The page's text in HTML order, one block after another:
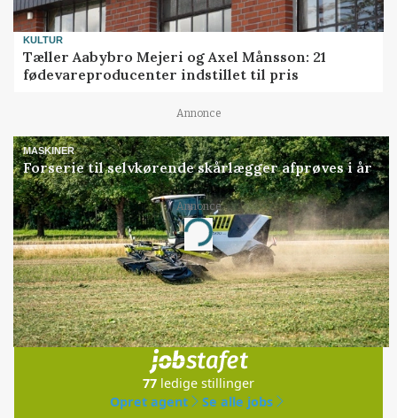
KULTUR
Tæller Aabybro Mejeri og Axel Månsson: 21
fødevareproducenter indstillet til pris
Annonce
MASKINER
Forserie til selvkørende skårlægger afprøves i år
Annonce
Loading...
Jobs
i samarbejde med
77 ledige stillinger
Opret agent
Se alle jobs